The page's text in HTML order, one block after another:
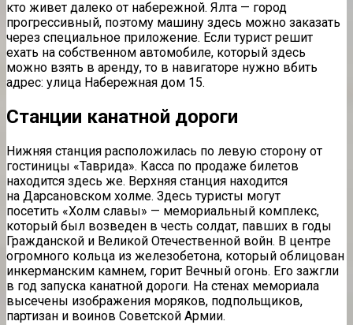
кто живет далеко от набережной. Ялта — город
прогрессивный, поэтому машину здесь можно заказать
через специальное приложение. Если турист решит
ехать на собственном автомобиле, который здесь
можно взять в аренду, то в навигаторе нужно вбить
адрес: улица Набережная дом 15.
Станции канатной дороги
Нижняя станция расположилась по левую сторону от
гостиницы «Таврида». Касса по продаже билетов
находится здесь же. Верхняя станция находится
на Дарсановском холме. Здесь туристы могут
посетить «Холм славы» — мемориальный комплекс,
который был возведен в честь солдат, павших в годы
Гражданской и Великой Отечественной войн. В центре
огромного кольца из железобетона, который облицован
инкерманским камнем, горит Вечный огонь. Его зажгли
в год запуска канатной дороги. На стенах мемориала
высечены изображения моряков, подпольщиков,
партизан и воинов Советской Армии.